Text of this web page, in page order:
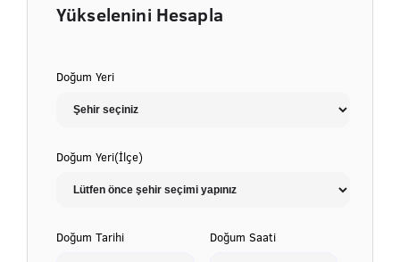
Yükselenini Hesapla
Doğum Yeri
Doğum Yeri(İlçe)
Doğum Tarihi Doğum Saati